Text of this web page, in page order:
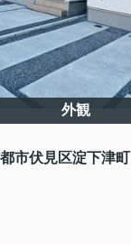
外観
市伏見区淀下津町